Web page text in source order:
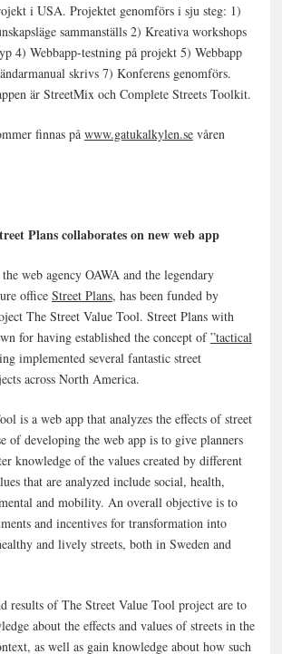
i USA. Projektet genomförs i sju steg: 1)
sammanställs 2) Kreativa workshops
4) Webbapp-testning på projekt 5) Webbapp
skrivs 7) Konferens genomförs.
är StreetMix och Complete Streets Toolkit.
finnas på www.gatukalkylen.sevåren
Plans collaborates on new web app
web agency OAWA and the legendary
office Street Plans, has been funded by
The Street Value Tool. Street Plans with
for having established the concept of”tactical
implemented several fantastic street
across North America.
is a web app that analyzes the effects of street
of developing the web app is to give planners
knowledge of the values created by different
that are analyzed include social, health,
and mobility. An overall objective is to
and incentives for transformation into
and lively streets, both in Sweden and
results of The Street Value Tool project are to
about the effects and values of streets in the
as well as gain knowledge about how such